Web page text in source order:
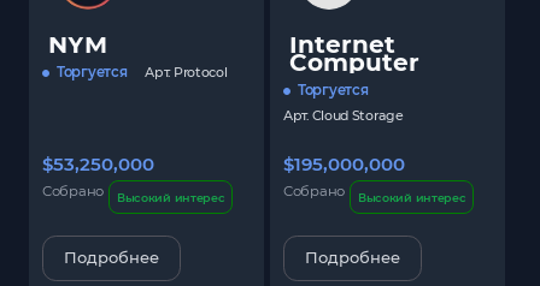
NYM
Торгуется Арт. Protocol
$53,250,000
Собрано Высокий интерес
Подробнее
Internet
Computer
Торгуется
Арт. Cloud Storage
$195,000,000
Собрано Высокий интерес
Подробнее